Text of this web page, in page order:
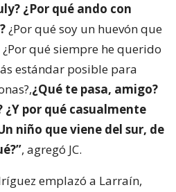
¿Por qué ando con
¿Por qué soy un huevón que
qué siempre he querido
estándar posible para
¿Qué te pasa, amigo?
¿Y por qué casualmente
niño que viene del sur, de
, agregó JC.
emplazó a Larraín,